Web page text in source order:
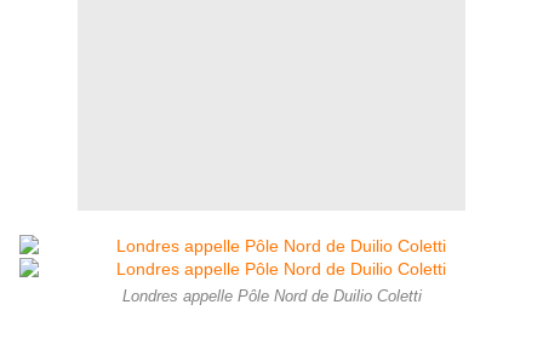
Londres appelle Pôle Nord de Duilio Coletti